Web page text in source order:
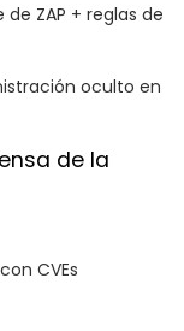
de ZAP + reglas de
oculto en
de la
CVEs